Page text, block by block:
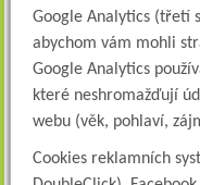
Google Analytics (třetí
abychom vám mohli
Google Analytics
které neshromažďují
webu (věk, pohlaví,
Cookies reklamních